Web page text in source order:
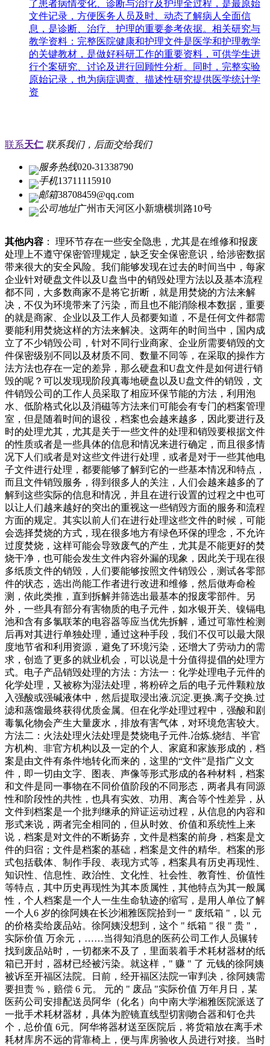
了患者病情变化、诊断与治疗及护理全过程，是最原始
文件记录，方便医务人员及时、动态了解病人全面信
息，是诊断、治疗、护理的重要参考依据。相关研究与
教学资料：完整医院健康和护理文件是医学和护理教学
的关键教材，是做好科研工作的重要资料，可供学生进
行个案研究、讨论及进行回顾性分析。同时，完整实验
原始记录，也为病症调查、描述性研究提供医学统计学
资
联系天仁 联系我们，后面交给我们
服务热线020-31338790
手机13711115910
邮箱38708459@qq.com
公司地址广州市天河区小新塘横圳路10号
其他内容 ： 理环节存在一些安全隐患，尤其是在维修和报废
处理上不遵守保密管理规定，缺乏安全保密意识，给涉密数据
带来很大的安全风险。我们能够发现在过去的时间当中，每家
企业针对硬盘文件以及U盘当中的销毁处理方法以及基本流程
都不同，大多数商家不是将它折断，就是用焚烧的方法来解
决，不仅为环境带来了污染，而且也不能消除根本数据，重要
的就是商家、企业以及工作人员都要知道，不是任何文件都需
要能利用焚烧这样的方法来解决。这两年的时间当中，国内成
立了不少销毁公司，针对不同行业商家、企业所需要销毁的文
件保密级别不同以及材质不同、数量不同等，在采取的操作方
法方法也存在一定的差异，那么硬盘和U盘文件是如何进行销
毁的呢？可以发现现阶段真毒地硬盘以及U盘文件的销毁，文
件销毁公司的工作人员采取了相应环保节能的方法，利用泡
水、低阶格式化以及消磁等方法来们可能会有专门的档案管理
室，但是随着时间的退役，档案也会越来越多，因此要进行及
时的处理尤其，尤其是关于一些文件的处理和销毁要根据文件
的性质或者是一些具体的信息和情况来进行确定，而且很多情
况下人们或者是对这些文件进行处理，或者是对于一些其他电
子文件进行处理，都要能够了解到它的一些基本情况和特点，
而且文件销毁服务，得到很多人的关注，人们会越来越多的了
解到这些实际的信息和情况，并且在进行设置的过程之中也可
以让人们越来越好的突出的重视这一些销毁方面的服务和流程
方面的规定。其实以前人们在进行处理这些文件的时候，可能
会选择焚烧的方式，现在很多地方有绿色环保的理念，不允许
过度焚烧，这样可能会导致废气的产生，尤其是不能更好的焚
烧干净，也可能会发生文件内容外漏的现象，因此关于现在很
多纸质文件的销毁，人们要能够按照文件销毁公，测试各零部
件的状态，选出尚能工作者进行改进和维修，然后做寿命检
测，依此类推，直到拆解并筛选出最基本的报废零部件。另
外，一些具有部分有害物质的电子元件，如水银开关、镍镉电
池和含有多氯联苯的电容器等应当优先拆解，通过可靠性检测
后再对其进行单独处理，通过这种手段，我们不仅可以最大限
度地节省和利用资源，避免了环境污染，还增大了劳动力的需
求，创造了更多的就业机会，可以说是十分值得提倡的处理方
式。电子产品销毁处理的方法：方法一：化学处理电子元件的
化学处理，又被称为湿法处理，将粉碎之后的电子元件颗粒放
入强酸或强碱液体中，然后提取浸出液.沉淀.更换.离子交换.过
滤和蒸馏最终获得优质金属。但在化学处理过程中，强酸和剧
毒氯化物会产生大量废水，排放有害气体，对环境危害较大。
方法二：火法处理火法处理是焚烧电子元件.冶炼.烧结、半官
方机构、非官方机构以及一定的个人、家庭和家族形成的，档
案是由文件有条件地转化而来的，这里的“文件”是指广义文
件，即一切由文字、图表、声像等形式形成的各种材料，档案
和文件是同一事物在不同价值阶段的不同形态，两者具有同源
性和阶段性的共性，也具有实效、功用、离合等个性差异，从
文件到档案是一个批判继承的辩证运动过程，从信息的内容和
形式来说，两者完全相同的，但从时效、价值和系统性上来
说，档案是对文件的不断扬弃，文件是档案的前身，档案是文
件的归宿；文件是档案的基础，档案是文件的精华。档案的形
式包括载体、制作手段、表现方式等，档案具有历史再现性、
知识性、信息性、政治性、文化性、社会性、教育性、价值性
等特点，其中历史再现性为其本质属性，其他特点为其一般属
性，个人档案是一个人一生生命轨迹的缩写，是用人单位了解
一个人6 岁的徐阿姨在长沙湘雅医院拾到一 " 废纸箱 "，以 元
的价格卖给废品站。徐阿姨没想到，这个 " 纸箱 " 很 " 贵 "，
实际价值 万余元，……当得知消息的医药公司工作人员辗转
找到废品站时，一切都来不及了，里面装着手术耗材器材的纸
箱已开封，器材已经被污染。就这样，" 赚 " 了 元钱的徐阿姨
被诉至开福区法院。日前，经开福区法院一审判决，徐阿姨需
要担责 %，赔偿 6 元。 元的 " 废品 "实际价值 万年月日，某
医药公司安排配送员阿华（化名）向中南大学湘雅医院派送了
一批手术耗材器材，具体为腔镜直线型切割吻合器和钉仓共
个，总价值 6元。阿华将器材送至医院后，将货箱放在离手术
耗材库房不远的背靠椅上，便与库房验收人员进行对接。当时